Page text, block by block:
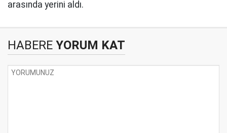
arasında yerini aldı.
HABERE YORUM KAT